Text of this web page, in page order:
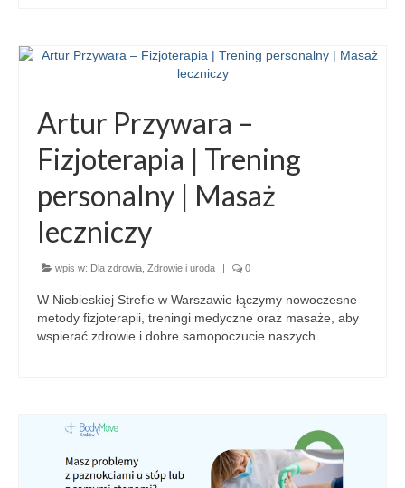
Artur Przywara –
Fizjoterapia | Trening
personalny | Masaż
leczniczy
wpis w: Dla zdrowia Zdrowie i uroda 0
W Niebieskiej Strefie w Warszawie łączymy nowoczesne
metody fizjoterapii, treningi medyczne oraz masaże, aby
wspierać zdrowie i dobre samopoczucie naszych